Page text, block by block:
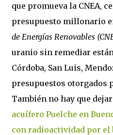
que promueva la CNEA,
presupuesto millonario
de Energías Renovables
uranio sin remediar están
Córdoba, San Luis,
presupuestos otorgados
También no hay que
acuífero Puelche en
con radioactividad por el